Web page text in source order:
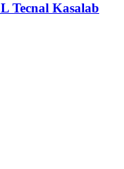
Tecnal Kasalab